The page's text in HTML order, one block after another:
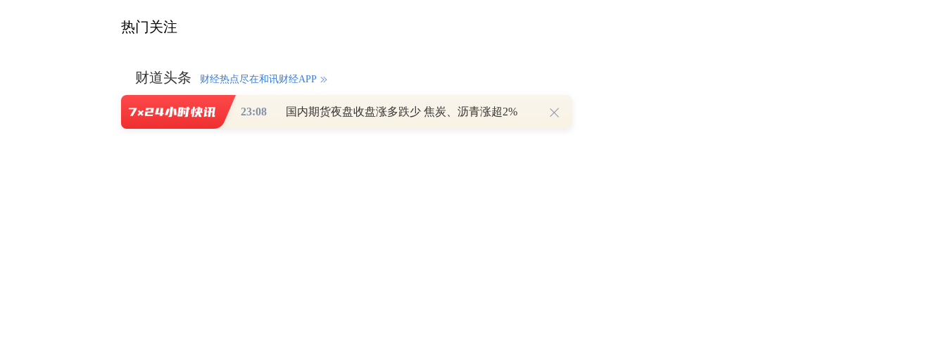
热门关注
财道头条 财经热点尽在和讯财经APP
23:08 国内期货夜盘收盘涨多跌少 焦炭、沥青涨超2%